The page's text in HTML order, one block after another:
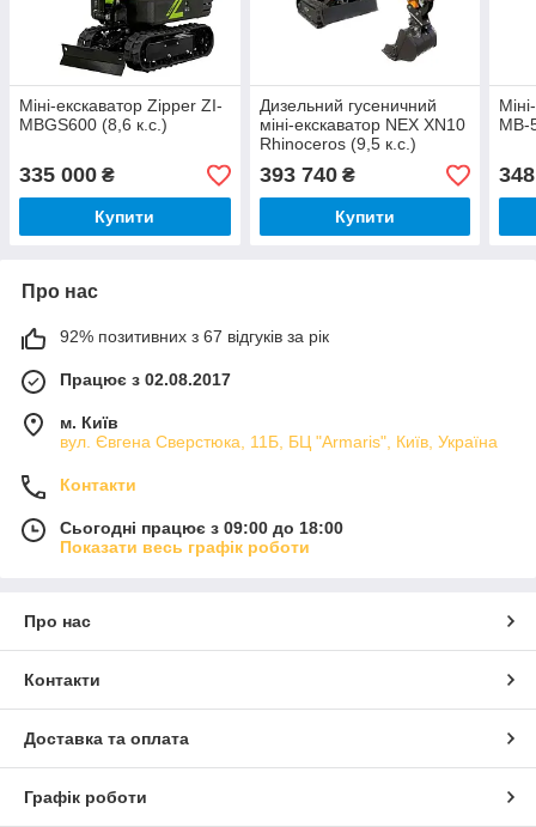
Міні-екскаватор Zipper ZI-
MBGS600 (8,6 к.с.)
335 000 ₴
Купити
Дизельний гусеничний
міні-екскаватор NEX XN10
Rhinoceros (9,5 к.с.)
393 740₴
Купити
MB-
Про нас
92% позитивних з 67 відгуків за рік
Працює з 02.08.2017
м. Київ
вул. Євгена Сверстюка, 11Б, БЦ "Armaris", Київ, Україна
Контакти
Сьогодні працює з 09:00 до 18:00
Показати весь графік роботи
Про нас
Контакти
Доставка та оплата
Графік роботи